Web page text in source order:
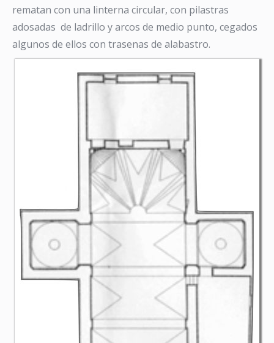
rematan con una linterna circular, con pilastras
adosadas de ladrillo y arcos de medio punto, cegados
algunos de ellos con trasenas de alabastro.